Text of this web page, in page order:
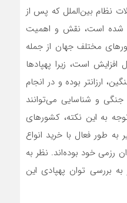
نظام بین‌الملل که پس از
شده است، نقش و اهمیت
مختلف جهان از جمله
است، زیرا پهپادها
ارزانتر بوده و در انجام
و شناسایی می‌توانند
به این نکته، کشورهای
طور فعال با خرید انواع
رزمی خود بوده‌اند. نظر به
بررسی توان پهپادی این